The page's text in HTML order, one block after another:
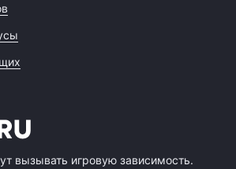
вызывать игровую зависимость.